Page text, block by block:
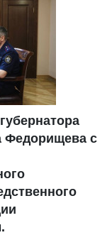
Федорищева с